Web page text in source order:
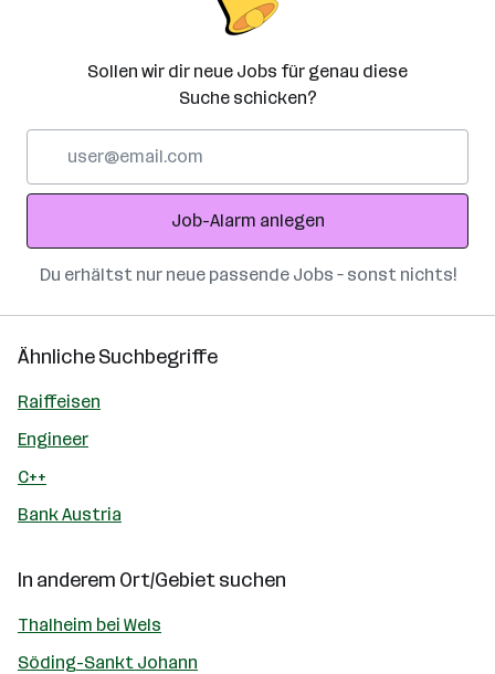
Sollen wir dir neue Jobs für genau diese
Suche schicken?
Adresse
Job-Alarm anlegen
Du erhältst nur neue passende Jobs – sonst nichts!
Ähnliche Suchbegriffe
Raiffeisen
Engineer
C++
Bank Austria
In anderem Ort/Gebiet suchen
Thalheim bei Wels
Söding-Sankt Johann